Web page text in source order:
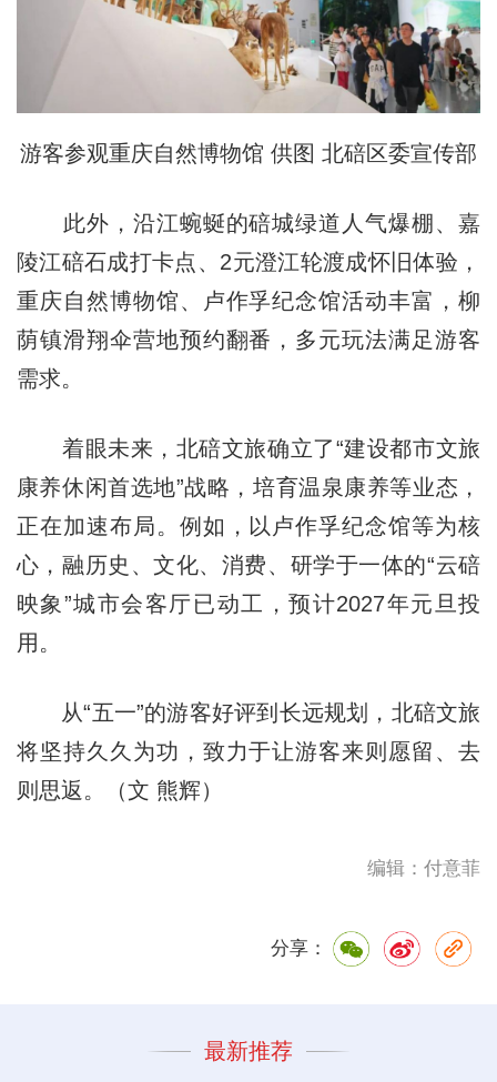
游客参观重庆自然博物馆 供图 北碚区委宣传部
此外，沿江蜿蜒的碚城绿道人气爆棚、嘉
陵江碚石成打卡点、2元澄江轮渡成怀旧体验，
重庆自然博物馆、卢作孚纪念馆活动丰富，柳
荫镇滑翔伞营地预约翻番，多元玩法满足游客
需求。
着眼未来，北碚文旅确立了“建设都市文旅
康养休闲首选地”战略，培育温泉康养等业态，
正在加速布局。例如，以卢作孚纪念馆等为核
心，融历史、文化、消费、研学于一体的“云碚
映象”城市会客厅已动工，预计2027年元旦投
用。
从“五一”的游客好评到长远规划，北碚文旅
将坚持久久为功，致力于让游客来则愿留、去
则思返。（文 熊辉）
编辑：付意菲
分享：
最新推荐